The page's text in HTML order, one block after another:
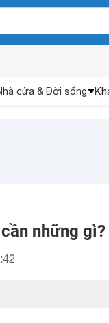
cửa & Đời sống
những gì?